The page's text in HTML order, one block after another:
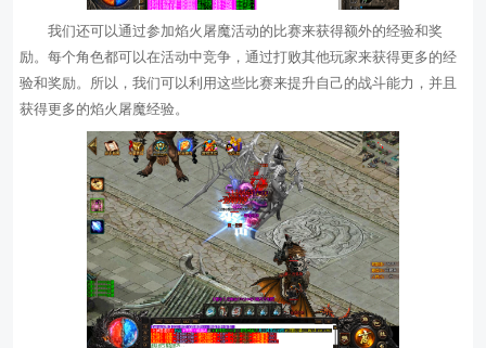
我们还可以通过参加焰火屠魔活动的比赛来获得额外的经验和奖
励。每个角色都可以在活动中竞争，通过打败其他玩家来获得更多的经
验和奖励。所以，我们可以利用这些比赛来提升自己的战斗能力，并且
获得更多的焰火屠魔经验。